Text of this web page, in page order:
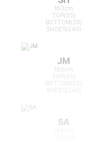
163cm
TOP(55)
BOTTOM(26)
SHOES(240)
JM
166cm
TOP(55)
BOTTOM(25)
SA